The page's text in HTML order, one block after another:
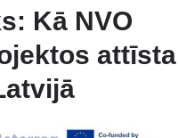
Kā NVO
attīsta